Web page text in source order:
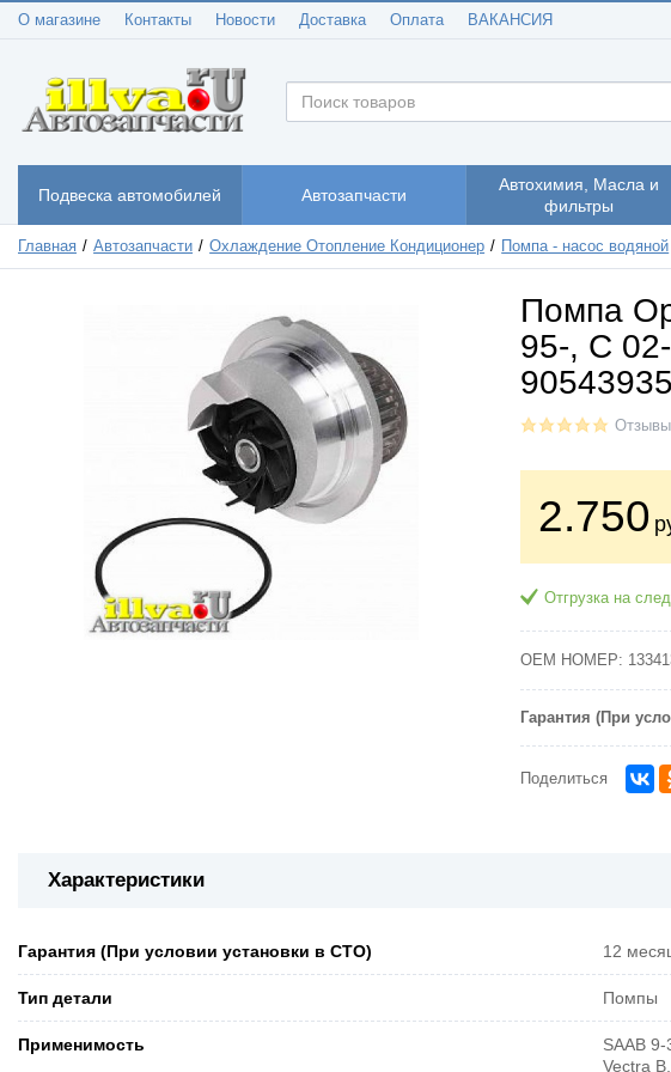
О магазине Контакты Новости Доставка Оплата ВАКАНСИЯ
Подвеска автомобилей Автозапчасти
Автохимия, Масла и
фильтры
Главная Автозапчасти Охлаждение Отопление Кондиционер Помпа - насос водяной
Помпа
95-, C
2.750
Отгрузка на
OEM НОМЕР:
Гарантия (При
Поделиться
Характеристики
Гарантия (При условии установки в СТО) 12
Тип детали Помпы
Применимость
SAAB
Vectra